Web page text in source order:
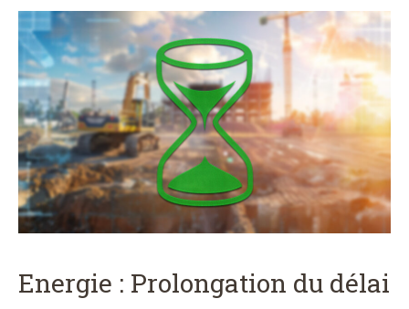
Energie : Prolongation du délai